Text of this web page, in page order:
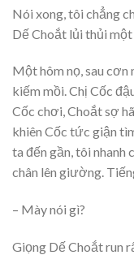
Nói xong, tôi chẳng
Dế Choắt lủi thủi một
Một hôm nọ, sau
kiếm mồi. Chị Cốc
Cốc chơi, Choắt sợ
khiên Cốc tức giận
ta đến gần, tôi nhanh
chân lên giường.
– Mày nói gì?
Giọng Dế Choắt run